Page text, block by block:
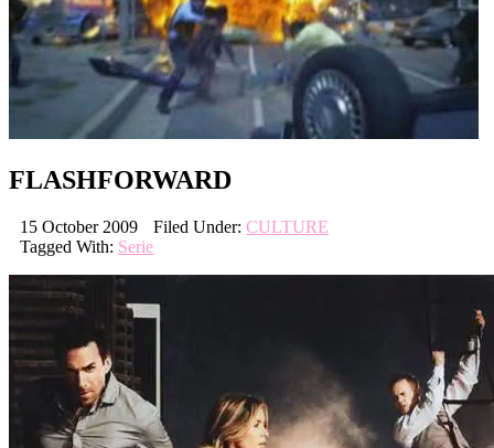
FLASHFORWARD
15 October 2009 Filed Under: CULTURE
Tagged With: Serie